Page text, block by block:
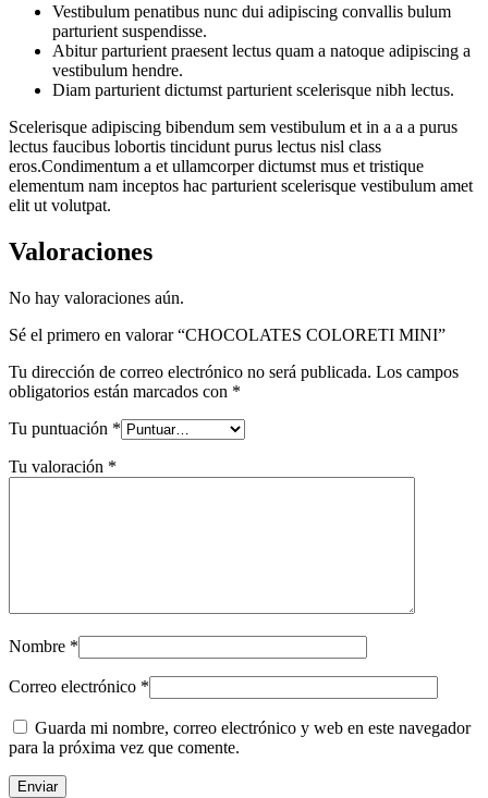
Vestibulum penatibus nunc dui adipiscing convallis bulum
parturient suspendisse.
Abitur parturient praesent lectus quam a natoque adipiscing a
vestibulum hendre.
Diam parturient dictumst parturient scelerisque nibh lectus.
Scelerisque adipiscing bibendum sem vestibulum et in a a a purus
lectus faucibus lobortis tincidunt purus lectus nisl class
eros.Condimentum a et ullamcorper dictumst mus et tristique
elementum nam inceptos hac parturient scelerisque vestibulum amet
elit ut volutpat.
Valoraciones
No hay valoraciones aún.
Sé el primero en valorar “CHOCOLATES COLORETI MINI”
Tu dirección de correo electrónico no será publicada. Los campos
obligatorios están marcados con *
Tu puntuación *
Tu valoración *
Nombre *
Correo electrónico *
Guarda mi nombre, correo electrónico y web en este navegador
para la próxima vez que comente.